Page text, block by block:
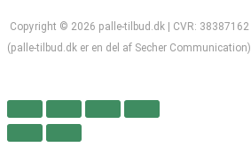
Copyright © 2026 palle-tilbud.dk | CVR: 38387162
(palle-tilbud.dk er en del af Secher Communication)